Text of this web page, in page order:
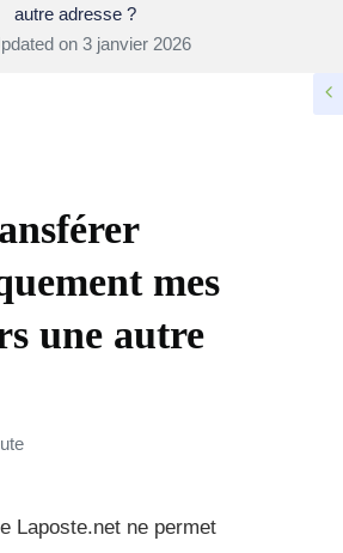
autre adresse ?
on 3 janvier 2026
mes
une autre
Laposte.net ne permet